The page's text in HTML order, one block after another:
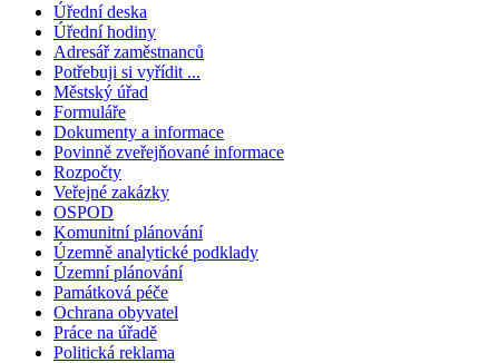
Úřední deska
Úřední hodiny
Adresář zaměstnanců
Potřebuji si vyřídit ...
Městský úřad
Formuláře
Dokumenty a informace
Povinně zveřejňované informace
Rozpočty
Veřejné zakázky
OSPOD
Komunitní plánování
Územně analytické podklady
Územní plánování
Památková péče
Ochrana obyvatel
Práce na úřadě
Politická reklama